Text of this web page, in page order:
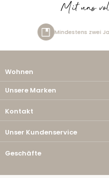
Mit uns
Garantie
Wohnen
Unsere Marken
Kontakt
Unser Kundenservice
Geschäfte